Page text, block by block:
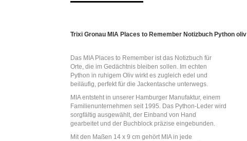
Trixi Gronau MIA Places to Remember Notizbuch Python oliv
Das MIA Places to Remember ist das Notizbuch für
Orte, die im Gedächtnis bleiben sollen. Im echten
Python in ruhigem Oliv wirkt es zugleich edel und
beiläufig, perfekt für die Jackentasche unterwegs.
MIA entsteht in unserer Hamburger Manufaktur, einem
Familienunternehmen seit 1995. Das Python-Leder wird
sorgfältig ausgewählt, der Einband von Hand
gearbeitet und der Buchblock präzise eingebunden.
Mit den Maßen 14 x 9 cm gehört MIA in jede